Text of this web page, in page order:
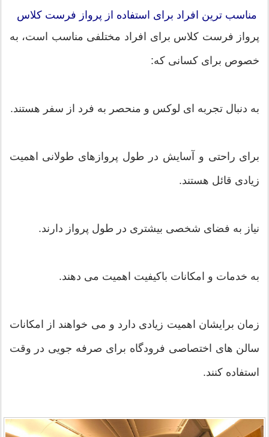
مناسب ترین افراد برای استفاده از پرواز فرست کلاس
پرواز فرست کلاس برای افراد مختلفی مناسب است، به
خصوص برای کسانی که:
به دنبال تجربه ای لوکس و منحصر به فرد از سفر هستند.
برای راحتی و آسایش در طول پروازهای طولانی اهمیت
زیادی قائل هستند.
نیاز به فضای شخصی بیشتری در طول پرواز دارند.
به خدمات و امکانات باکیفیت اهمیت می دهند.
زمان برایشان اهمیت زیادی دارد و می خواهند از امکانات
سالن های اختصاصی فرودگاه برای صرفه جویی در وقت
استفاده کنند.